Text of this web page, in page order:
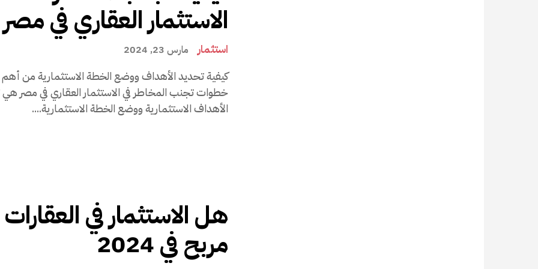
الاستثمار العقاري في مصر
استثمار مارس 23, 2024
كيفية تحديد الأهداف ووضع الخطة الاستثمارية من أهم
خطوات تجنب المخاطر في الاستثمار العقاري في مصر
الأهداف الاستثمارية ووضع الخطة الاستثمارية....
هل الاستثمار في العقارات
مربح في 2024